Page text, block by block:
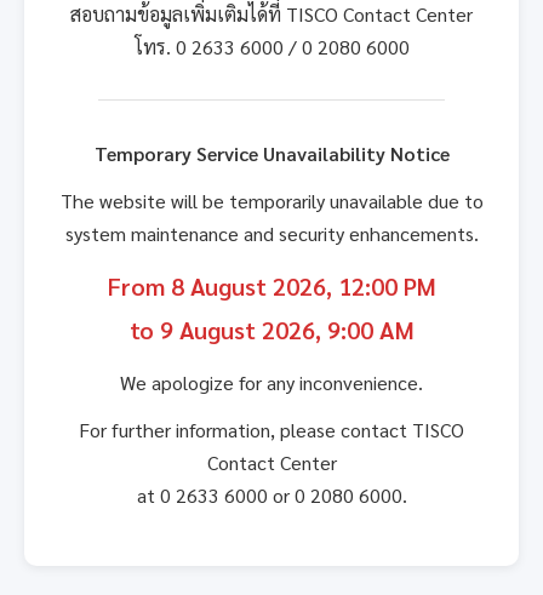
สอบถามข้อมูลเพิ่มเติมได้ที่ TISCO Contact Center
โทร. 0 2633 6000 / 0 2080 6000
Temporary Service Unavailability Notice
The website will be temporarily unavailable due to
system maintenance and security enhancements.
From 8 August 2026, 12:00 PM
to 9 August 2026, 9:00 AM
We apologize for any inconvenience.
For further information, please contact TISCO
Contact Center
at 0 2633 6000 or 0 2080 6000.